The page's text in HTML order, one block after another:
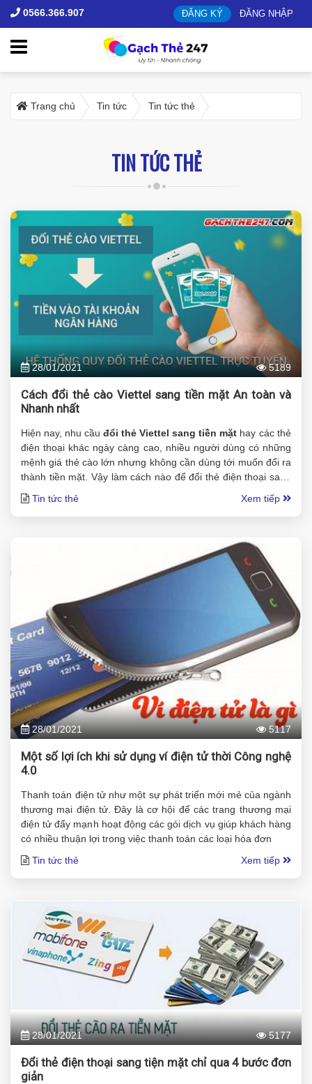
0566.366.907 ĐĂNG KÝ ĐĂNG NHẬP
Trang chủ Tin tức Tin tức thẻ
TIN TỨC THẺ
28/01/2021 5189
Cách đổi thẻ cào Viettel sang tiền mặt An toàn và
Nhanh nhất
Hiện nay, nhu cầu đổi thẻ Viettel sang tiền mặt hay các thẻ
điện thoại khác ngày càng cao, nhiều người dùng có những
mệnh giá thẻ cào lớn nhưng không cần dùng tới muốn đổi ra
thành tiền mặt. Vậy làm cách nào để đổi thẻ điện thoại sang
tiền mặt một cách an toàn và nhanh nhất, các bạn hãy tìm
hiểu qua bài viết dưới đây.
Tin tức thẻ Xem tiếp
28/01/2021 5117
Một số lợi ích khi sử dụng ví điện tử thời Công nghệ
4.0
Thanh toán điện tử như một sự phát triển mới mẻ của ngành
thương mại điện tử. Đây là cơ hội để các trang thương mại
điện tử đẩy mạnh hoạt động các gói dịch vụ giúp khách hàng
có nhiều thuận lợi trong việc thanh toán các loại hóa đơn
Tin tức thẻ
Xem tiếp
28/01/2021 5177
Đổi thẻ điện thoại sang tiện mặt chỉ qua 4 bước đơn
giản